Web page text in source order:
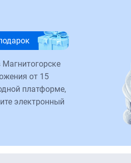
от 15
платформе,
электронный